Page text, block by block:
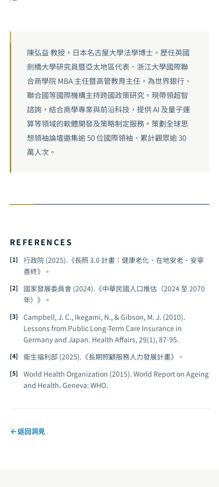
陳弘益 教授，日本名古屋大學法學博士。歷任英國
劍橋大學研究員暨亞太地區代表、浙江大學國際聯
合商學院 MBA 主任暨高管教育主任，為世界銀行、
聯合國等國際機構主持跨國政策研究。現帶領超智
諮詢，結合商學專業與前沿科技，提供 AI 及量子運
算等領域的軟體開發及策略制定服務。策劃全球思
想領袖論壇邀集逾 50 位國際領袖、累計觀眾逾 30
萬人次。
REFERENCES
行政院 (2025).《長照 3.0 計畫：健康老化、在地安老、安寧
善終》。
國家發展委員會 (2024).《中華民國人口推估（2024 至 2070
年）》。
Campbell, J. C., Ikegami, N., & Gibson, M. J. (2010).
Lessons from Public Long-Term Care Insurance in
Germany and Japan. Health Affairs, 29(1), 87-95.
衛生福利部 (2025).《長期照顧服務人力發展計畫》。
World Health Organization (2015). World Report on Ageing
and Health. Geneva: WHO.
返回洞見